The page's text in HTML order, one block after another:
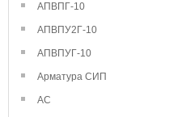
АПВПГ-10
АПВПУ2Г-10
АПВПУГ-10
Арматура СИП
АС